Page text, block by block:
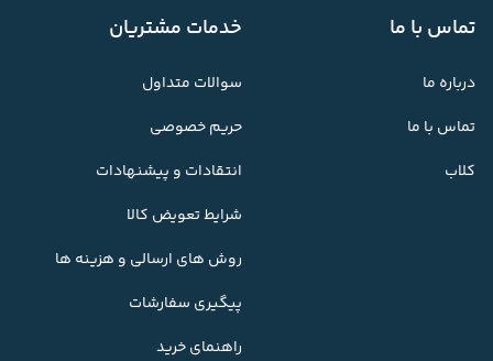
تماس با ما
درباره ما
تماس با ما
کلاب
خدمات مشتریان
سوالات متداول
حریم خصوصی
انتقادات و پیشنهادات
شرایط تعویض کالا
روش های ارسالی و هزینه ها
پیگیری سفارشات
راهنمای خرید